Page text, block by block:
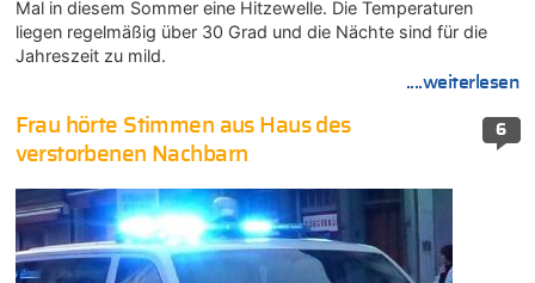
Mal in diesem Sommer eine Hitzewelle. Die Temperaturen
liegen regelmäßig über 30 Grad und die Nächte sind für die
Jahreszeit zu mild.
....weiterlesen
6
Frau hörte Stimmen aus Haus des
verstorbenen Nachbarn